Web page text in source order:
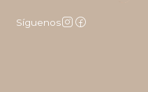
Síguenos